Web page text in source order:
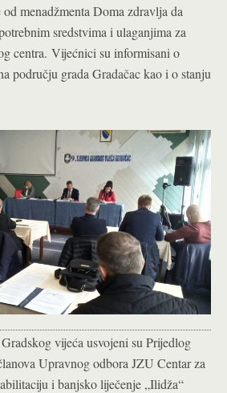
menadžmenta Doma zdravlja da
sredstvima i ulaganjima za
centra. Vijećnici su informisani o
području grada Gradačac kao i o stanju
vijeća usvojeni su Prijedlog
Upravnog odbora JZU Centar za
i banjsko liječenje „Ilidža“